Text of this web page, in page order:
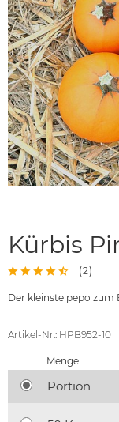
Kürbis
(2)
Der kleinste pepo zum
Artikel-Nr.: HPB952-10
Menge
Portion